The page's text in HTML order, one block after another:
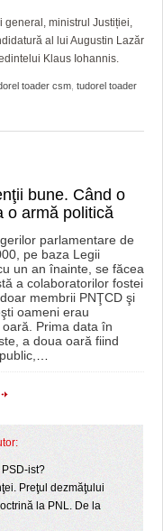
general, ministrul Justiției,
al lui Augustin Lazăr
Klaus Iohannis.
toader csm tudorel toader
bune. Când o
o armă politică
parlamentare de
pe baza Legii
un an înainte, se făcea
a colaboratorilor fostei
membrii PNŢCD şi
oameni erau
oară. Prima data în
a doua oară fiind
ist?
Preţul dezmăţului
la PNL. De la